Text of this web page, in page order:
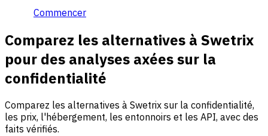
Commencer
Comparez les alternatives à Swetrix
pour des analyses axées sur la
confidentialité
Comparez les alternatives à Swetrix sur la confidentialité,
les prix, l'hébergement, les entonnoirs et les API, avec des
faits vérifiés.